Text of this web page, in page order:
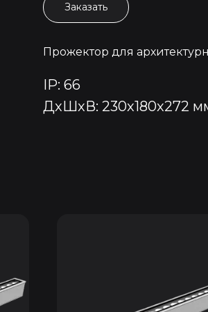
Заказать
Прожектор для
IP: 66
ДxШxВ: 230x180x272